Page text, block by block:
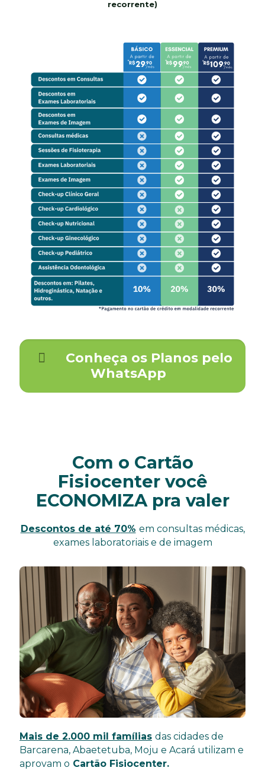
recorrente)
Conheça os Planos pelo
WhatsApp
Com o Cartão
Fisiocenter você
ECONOMIZA pra valer
Descontos de até 70% em consultas médicas,
exames laboratoriais e de imagem
Mais de 2.000 mil famílias das cidades de
Barcarena, Abaetetuba, Moju e Acará utilizam e
aprovam o Cartão Fisiocenter.